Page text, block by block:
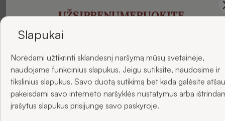
UŽSIPRENUMERUOKITE
ir gaukite -5 % nuolaidą savo pirmajam užsakymui.
El. paštas
Slapukai
Norėdami užtikrinti sklandesnį naršymą mūsų svetainėje,
naudojame funkcinius slapukus. Jeigu sutiksite, naudosime ir
tikslinius slapukus. Savo duotą sutikimą bet kada galėsite
pakeisdami savo interneto naršyklės nustatymus arba
įrašytus slapukus prisijungę savo paskyroje.